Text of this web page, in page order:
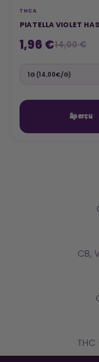
THCA
PIATELLA VIOLET
1,96 €14,00 €
Aperçu
CB,